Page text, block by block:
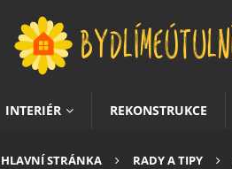
INTERIÉR REKONSTRUKCE
HLAVNÍ STRÁNKA RADY A TIPY